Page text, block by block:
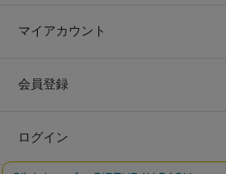
マイアカウント
会員登録
ログイン